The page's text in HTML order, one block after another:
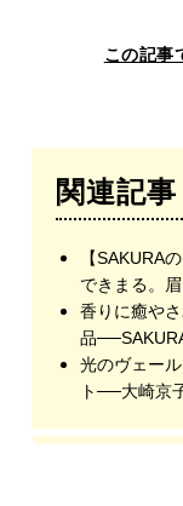
この記事
関連記事
【SAKURA
できまる。
香りに癒や
品
光のヴェー
ト──大崎京